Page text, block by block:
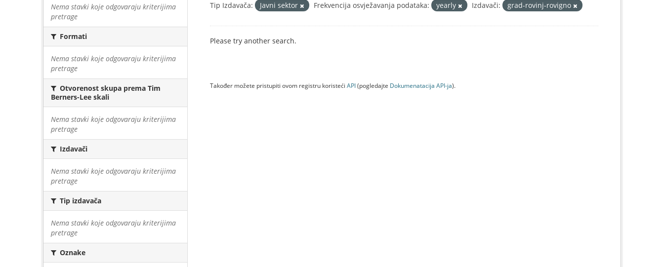
Nema stavki koje odgovaraju kriterijima
pretrage
Formati
Nema stavki koje odgovaraju kriterijima
pretrage
Otvorenost skupa prema Tim
Berners-Lee skali
Nema stavki koje odgovaraju kriterijima
pretrage
Izdavači
Nema stavki koje odgovaraju kriterijima
pretrage
Tip izdavača
Nema stavki koje odgovaraju kriterijima
pretrage
Oznake
Tip Izdavača:
Javni sektor Frekvencija osvježavanja podataka: yearly Izdavači: grad-rovinj-rovigno
Please try another search.
Također možete pristupiti ovom registru koristeći API(pogledajte Dokumenаtаcijа API-jа).